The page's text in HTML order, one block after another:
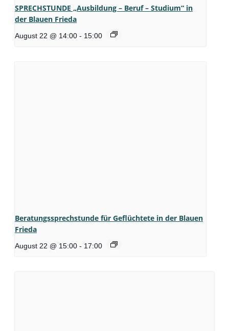
SPRECHSTUNDE „Ausbildung – Beruf – Studium“ in
der Blauen Frieda
August 22 @ 14:00 - 15:00
Beratungssprechstunde für Geflüchtete in der Blauen
Frieda
August 22 @ 15:00 - 17:00